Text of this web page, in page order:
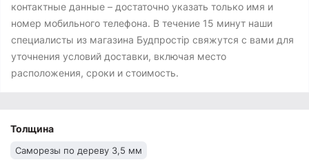
контактные данные – достаточно указать только имя и
номер мобильного телефона. В течение 15 минут наши
специалисты из магазина Будпростір свяжутся с вами для
уточнения условий доставки, включая место
расположения, сроки и стоимость.
Толщина
Саморезы по дереву 3,5 мм